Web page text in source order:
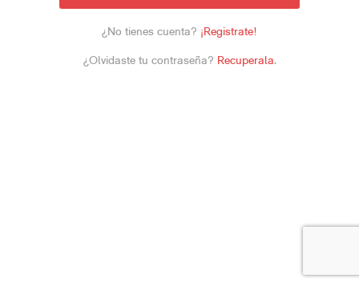
¿No tienes cuenta? ¡Registrate!
¿Olvidaste tu contraseña? Recuperala.